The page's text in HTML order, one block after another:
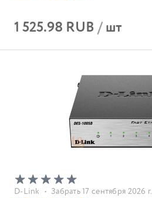
1 525.98 RUB/шт
D-Link • Забрать 17 сентября 2026 г.